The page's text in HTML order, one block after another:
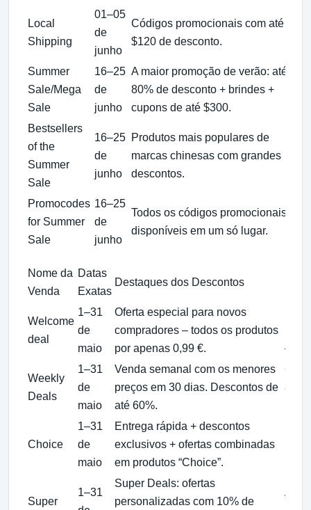
Local
Shipping
01–05
de
junho
Códigos promocionais com até
$120 de desconto.
Summer
Sale/Mega
Sale
16–25
de
junho
A maior promoção de verão: até
80% de desconto + brindes +
cupons de até $300.
Bestsellers
of the
Summer
Sale
16–25
de
junho
Produtos mais populares de
marcas chinesas com grandes
descontos.
Promocodes
for Summer
Sale
16–25
de
junho
Todos os códigos promocionais
disponíveis em um só lugar.
Nome da
Venda
Datas
Exatas
Destaques dos Descontos
Welcome
deal
1–31
de
maio
Oferta especial para novos
compradores – todos os produtos
por apenas 0,99 €.
—
Weekly
Deals
1–31
de
maio
Venda semanal com os menores
preços em 30 dias. Descontos de
até 60%.
Choice
1–31
de
maio
Entrega rápida + descontos
exclusivos + ofertas combinadas
em produtos “Choice”.
Super
1–31
Super Deals: ofertas
personalizadas com 10% de